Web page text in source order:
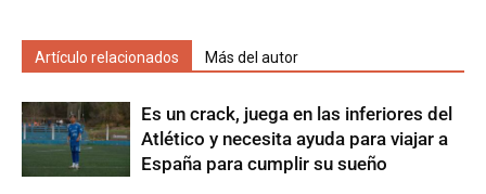
Artículo relacionados Más del autor
Es un crack, juega en las inferiores del
Atlético y necesita ayuda para viajar a
España para cumplir su sueño